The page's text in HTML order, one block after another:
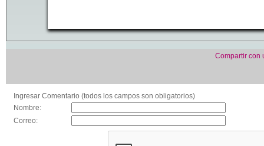
Compartir con
Ingresar Comentario (todos los campos son obligatorios)
Nombre:
Correo: